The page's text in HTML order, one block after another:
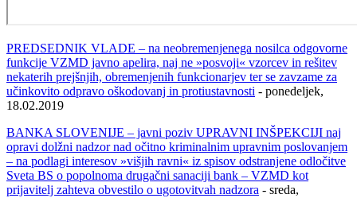
PREDSEDNIK VLADE – na neobremenjenega nosilca odgovorne
funkcije VZMD javno apelira, naj ne »posvoji« vzorcev in rešitev
nekaterih prejšnjih, obremenjenih funkcionarjev ter se zavzame za
učinkovito odpravo oškodovanj in protiustavnosti - ponedeljek,
18.02.2019
BANKA SLOVENIJE – javni poziv UPRAVNI INŠPEKCIJI naj
opravi dolžni nadzor nad očitno kriminalnim upravnim poslovanjem
– na podlagi interesov »višjih ravni« iz spisov odstranjene odločitve
Sveta BS o popolnoma drugačni sanaciji bank – VZMD kot
prijavitelj zahteva obvestilo o ugotovitvah nadzora - sreda,